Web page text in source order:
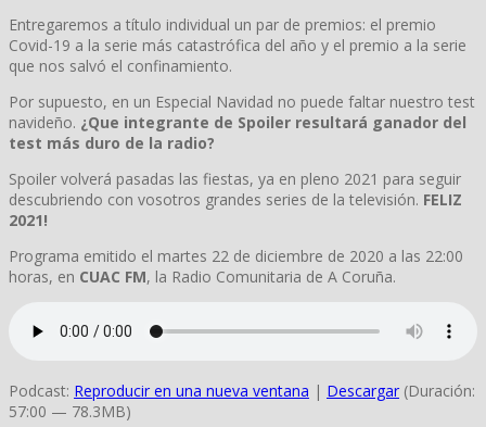
Entregaremos a título individual un par de premios: el premio
Covid-19 a la serie más catastrófica del año y el premio a la serie
que nos salvó el confinamiento.
Por supuesto, en un Especial Navidad no puede faltar nuestro test
navideño. ¿Que integrante de Spoiler resultará ganador del
test más duro de la radio?
Spoiler volverá pasadas las fiestas, ya en pleno 2021 para seguir
descubriendo con vosotros grandes series de la televisión. FELIZ
2021!
Programa emitido el martes 22 de diciembre de 2020 a las 22:00
horas, en CUAC FM, la Radio Comunitaria de A Coruña.
Podcast: Reproducir en una nueva ventana | Descargar (Duración:
57:00 — 78.3MB)